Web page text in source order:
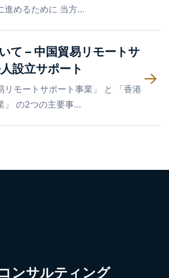
進めるために 当方…
て – 中国貿易リモートサ
設立サポート
リモートサポート事業」 と 「香港
」 の2つの主要事…
→
ンサルティング